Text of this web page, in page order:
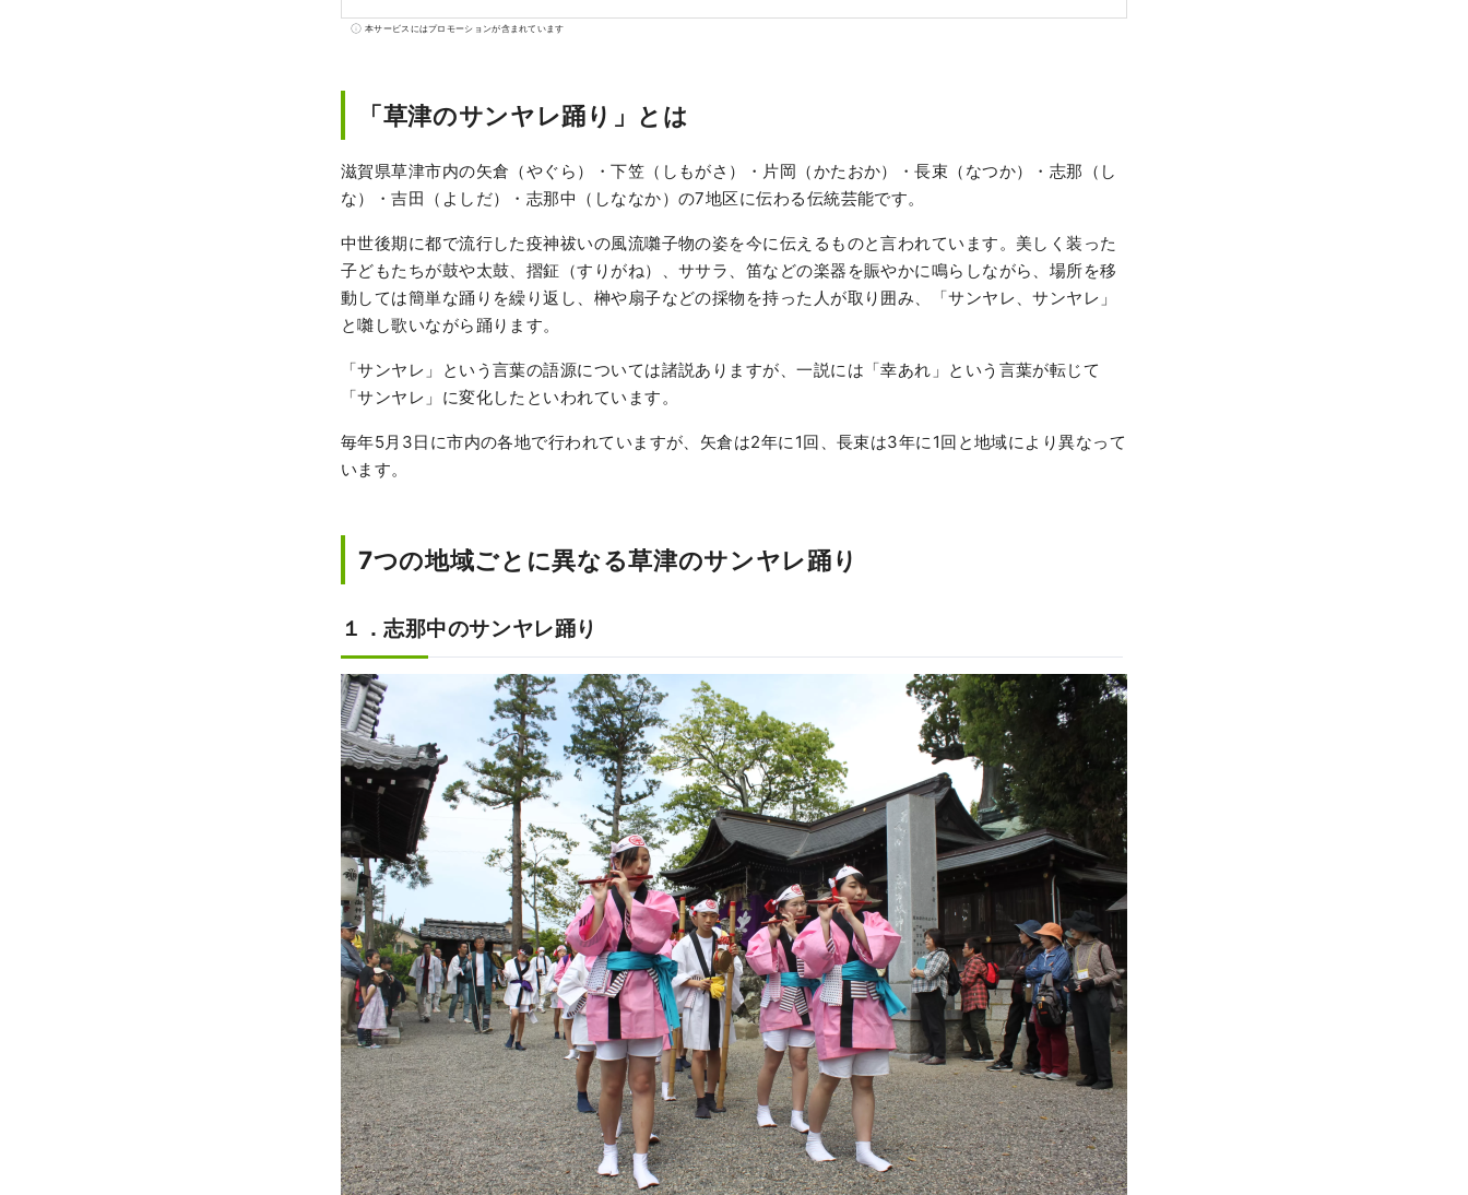
本サービスにはプロモーションが含まれています
「草津のサンヤレ踊り」とは
滋賀県草津市内の矢倉（やぐら）・下笠（しもがさ）・片岡（かたおか）・長束（なつか）・志那（し
な）・吉田（よしだ）・志那中（しななか）の7地区に伝わる伝統芸能です。
中世後期に都で流行した疫神祓いの風流囃子物の姿を今に伝えるものと言われています。美しく装った
子どもたちが鼓や太鼓、摺鉦（すりがね）、ササラ、笛などの楽器を賑やかに鳴らしながら、場所を移
動しては簡単な踊りを繰り返し、榊や扇子などの採物を持った人が取り囲み、「サンヤレ、サンヤレ」
と囃し歌いながら踊ります。
「サンヤレ」という言葉の語源については諸説ありますが、一説には「幸あれ」という言葉が転じて
「サンヤレ」に変化したといわれています。
毎年5月3日に市内の各地で行われていますが、矢倉は2年に1回、長束は3年に1回と地域により異なって
います。
7つの地域ごとに異なる草津のサンヤレ踊り
１．志那中のサンヤレ踊り